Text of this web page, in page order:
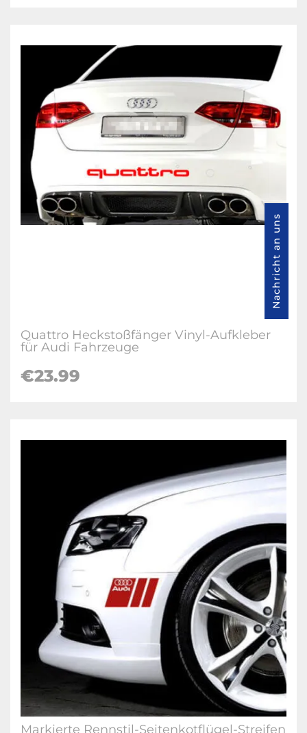
Quattro Heckstoßfänger Vinyl-Aufkleber
für Audi Fahrzeuge
€23.99
Markierte Rennstil-Seitenkotflügel-Streifen
Nachricht an uns